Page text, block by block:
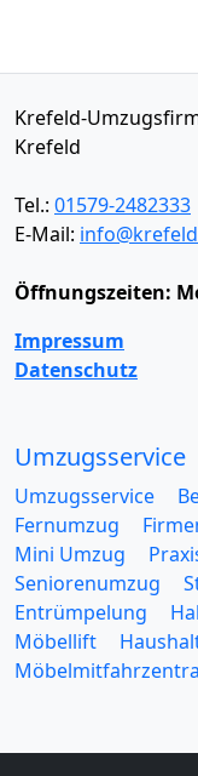
Krefeld-
Krefeld
Tel.: 01579-2482333
E-Mail:
Öffnungszeiten:
Impressum
Datenschutz
Umzugsservice
Umzugsservice
Fernumzug
Mini Umzug
Seniorenumzug
Entrümpelung
Möbellift